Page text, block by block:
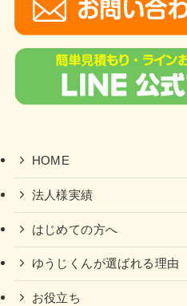
HOME
法人様実績
はじめての方へ
ゆうじくんが選ばれる理由
お役立ち